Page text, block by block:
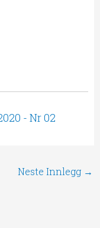
- Nr 02
Neste Innlegg →